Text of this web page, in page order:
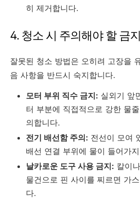
히 제거합니다.
4. 청소 시 주의해야 할 금
잘못된 청소 방법은 오히려 고장을
음 사항을 반드시 숙지합니다.
모터 부위 직수 금지: 실외기 앞
터 부분에 직접적으로 강한 물
의합니다.
전기 배선함 주의: 전선이 모여
배선 연결 부위에 물이 들어가
날카로운 도구 사용 금지: 칼이
물건으로 핀 사이를 찌르면 가
다.